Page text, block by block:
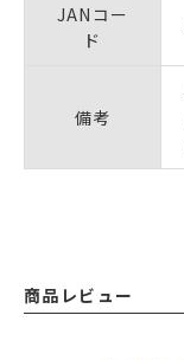
JANコー
ド
備考
商品レビュー